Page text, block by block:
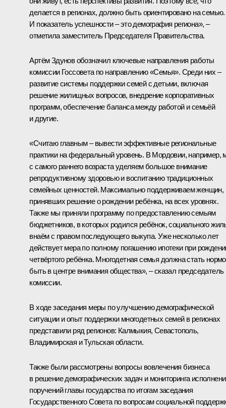
делается в регионах, должно быть ориентировано на семью.
И показатель успешности – это демография региона», –
отметила заместитель Председателя Правительства.
Артём Здунов обозначил ключевые направления работы
комиссии Госсовета по направлению «Семья». Среди них –
развитие системы поддержки семей с детьми, включая
решение жилищных вопросов, внедрение корпоративных
программ, обеспечение баланса между работой и семьёй
и другие.
«Считаю главным – вывести эффективные региональные
практики на федеральный уровень. В Мордовии, например,
с самого раннего возраста уделяем большое внимание
репродуктивному здоровью и воспитанию традиционных
семейных ценностей. Максимально поддерживаем женщин,
принявших решение о рождении ребёнка, на всех уровнях.
Также мы приняли программу по предоставлению семьям
бюджетников, в которых родился ребёнок, социального
внаём с правом последующего выкупа. Уже несколько лет
действует мера по полному погашению ипотеки при
четвёртого ребёнка. Многодетная семья должна стать
быть в центре внимания общества», – сказал председатель
комиссии.
В ходе заседания меры по улучшению демографической
ситуации и опыт поддержки многодетных семей в регионах
представили ряд регионов: Калмыкия, Севастополь,
Владимирская и Тульская области.
Также были рассмотрены вопросы вовлечения бизнеса
в решение демографических задач и мониторинга
поручений главы государства по итогамзаседания
Государственного Совета по вопросам социальной